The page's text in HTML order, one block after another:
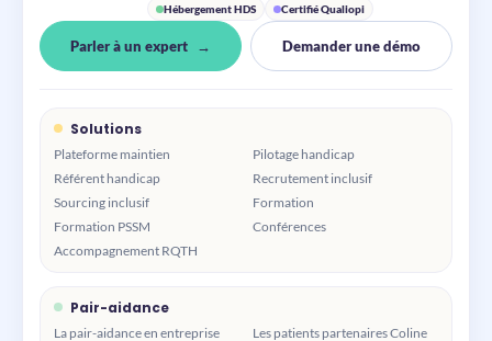
Hébergement HDS Certifié Qualiopi
Parler à un expert Demander une démo
Solutions
Plateforme maintien
Pilotage handicap
Référent handicap
Recrutement inclusif
Sourcing inclusif
Formation
Formation PSSM
Conférences
Accompagnement RQTH
Pair-aidance
La pair-aidance en entreprise
Les patients partenaires Coline